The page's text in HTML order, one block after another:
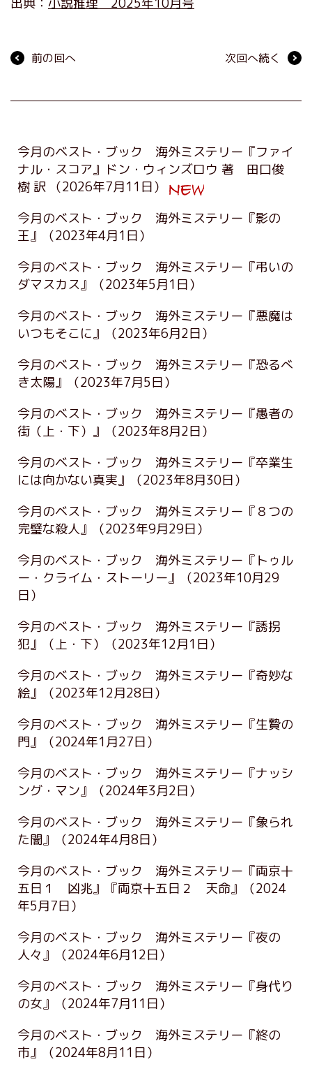
前の回へ 次回へ続く
今月のベスト・ブック 海外ミステリー『ファイ
ナル・スコア』ドン・ウィンズロウ 著 田口俊
樹 訳
（2026年7月11日）
今月のベスト・ブック 海外ミステリー『影の
王』
（2023年4月1日）
今月のベスト・ブック 海外ミステリー『弔いの
ダマスカス』
（2023年5月1日）
今月のベスト・ブック 海外ミステリー『悪魔は
いつもそこに』
（2023年6月2日）
今月のベスト・ブック 海外ミステリー『恐るべ
き太陽』
（2023年7月5日）
今月のベスト・ブック 海外ミステリー『愚者の
街（上・下）』
（2023年8月2日）
今月のベスト・ブック 海外ミステリー『卒業生
には向かない真実』
（2023年8月30日）
今月のベスト・ブック 海外ミステリー『８つの
完璧な殺人』
（2023年9月29日）
今月のベスト・ブック 海外ミステリー『トゥル
ー・クライム・ストーリー』
（2023年10月29
日）
今月のベスト・ブック 海外ミステリー『誘拐
犯』（上・下）
（2023年12月1日）
今月のベスト・ブック 海外ミステリー『奇妙な
絵』
（2023年12月28日）
今月のベスト・ブック 海外ミステリー『生贄の
門』
（2024年1月27日）
今月のベスト・ブック 海外ミステリー『ナッシ
ング・マン』
（2024年3月2日）
今月のベスト・ブック 海外ミステリー『象られ
た闇』
（2024年4月8日）
今月のベスト・ブック 海外ミステリー『両京十
五日１ 凶兆』『両京十五日２ 天命』
（2024
年5月7日）
今月のベスト・ブック 海外ミステリー『夜の
人々』
（2024年6月12日）
今月のベスト・ブック 海外ミステリー『身代り
の女』
（2024年7月11日）
今月のベスト・ブック 海外ミステリー『終の
市』
（2024年8月11日）